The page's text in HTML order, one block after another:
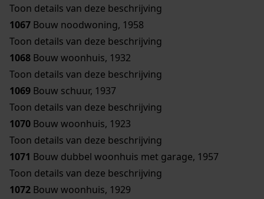
Toon details van deze beschrijving
1067 Bouw noodwoning, 1958
Toon details van deze beschrijving
1068 Bouw woonhuis, 1932
Toon details van deze beschrijving
1069 Bouw schuur, 1937
Toon details van deze beschrijving
1070 Bouw woonhuis, 1923
Toon details van deze beschrijving
1071 Bouw dubbel woonhuis met garage, 1957
Toon details van deze beschrijving
1072 Bouw woonhuis, 1929